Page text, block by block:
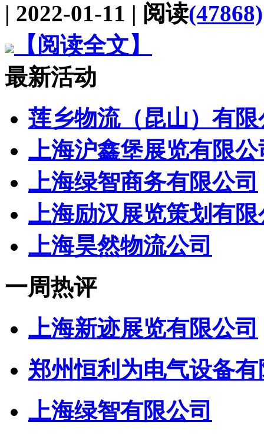
| 2022-01-11 | 阅读(47868)
【阅读全文】
最新活动
莲乡物流（昆山）有限
上海沪鑫堡展览有限公
上海绿智商务有限公司
上海励汉展览策划有限
上海昊然物流公司
一周热评
上海新迹展览有限公司
郑州恒利为电气设备
上海绿智有限公司